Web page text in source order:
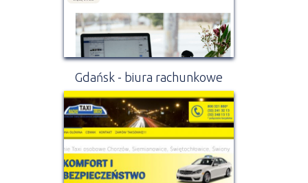
Gdańsk - biura rachunkowe